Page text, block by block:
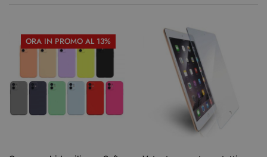
ORA IN PROMO AL 13%